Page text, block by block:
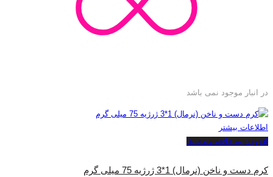
در انبار موجود نمی باشد
اطلاعات بیشتر
افزودن به علاقه مندی ها
کرم دست و ناخن (نرمال) 1*3 ژرژیه 75 میلی گرم